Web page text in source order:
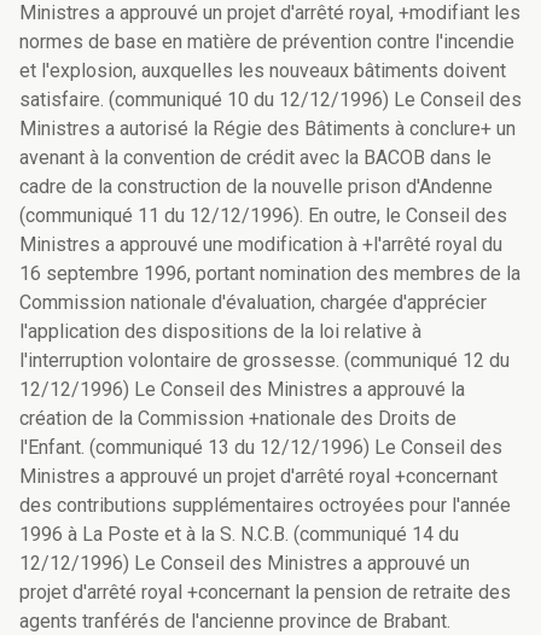
Ministres a approuvé un projet d'arrêté royal, +modifiant les
normes de base en matière de prévention contre l'incendie
et l'explosion, auxquelles les nouveaux bâtiments doivent
satisfaire. (communiqué 10 du 12/12/1996) Le Conseil des
Ministres a autorisé la Régie des Bâtiments à conclure+ un
avenant à la convention de crédit avec la BACOB dans le
cadre de la construction de la nouvelle prison d'Andenne
(communiqué 11 du 12/12/1996). En outre, le Conseil des
Ministres a approuvé une modification à +l'arrêté royal du
16 septembre 1996, portant nomination des membres de la
Commission nationale d'évaluation, chargée d'apprécier
l'application des dispositions de la loi relative à
l'interruption volontaire de grossesse. (communiqué 12 du
12/12/1996) Le Conseil des Ministres a approuvé la
création de la Commission +nationale des Droits de
l'Enfant. (communiqué 13 du 12/12/1996) Le Conseil des
Ministres a approuvé un projet d'arrêté royal +concernant
des contributions supplémentaires octroyées pour l'année
1996 à La Poste et à la S. N.C.B. (communiqué 14 du
12/12/1996) Le Conseil des Ministres a approuvé un
projet d'arrêté royal +concernant la pension de retraite des
agents tranférés de l'ancienne province de Brabant.